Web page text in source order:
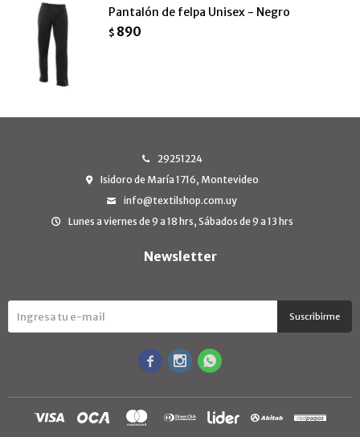
Pantalón de felpa Unisex - Negro
$ 890
29251224
Isidoro de María 1716, Montevideo
info@textilshop.com.uy
Lunes a viernes de 9 a 18 hrs, Sábados de 9 a 13 hrs
Newsletter
Suscribirme
  